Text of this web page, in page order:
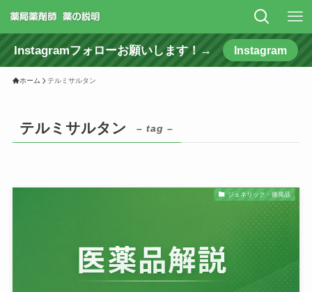
Instagramフォローお願いします！→ Instagram
ホーム テルミサルタン
テルミサルタン – tag –
ジェネリック・後発品